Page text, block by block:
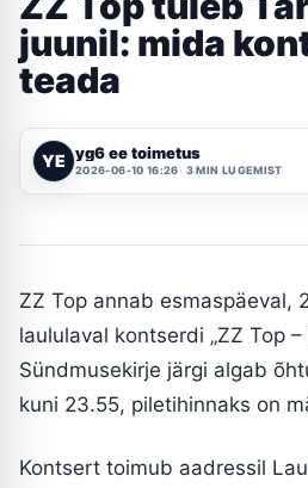
juunil: mida
teada
YE yg6 ee toimetus
2026-06-10 16:26 3 MIN LUGEMIST
ZZ Top annab esmaspäeval,
laululaval kontserdi „ZZ Top –
Sündmusekirje järgi algab
kuni 23.55, piletihinnaks on
Kontsert toimub aadressil